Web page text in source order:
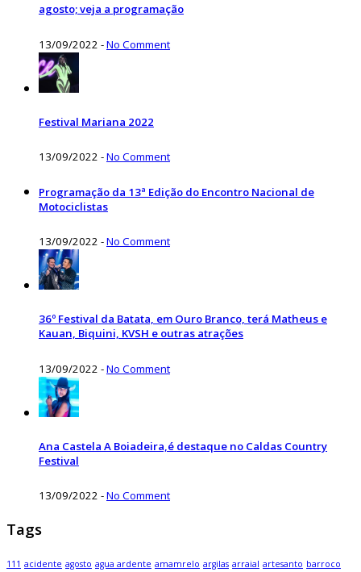
agosto; veja a programação
13/09/2022 -No Comment
Festival Mariana 2022
13/09/2022 -No Comment
Programação da 13ª Edição do Encontro Nacional de
Motociclistas
13/09/2022 -No Comment
36º Festival da Batata, em Ouro Branco, terá Matheus e
Kauan, Biquini, KVSH e outras atrações
13/09/2022 -No Comment
Ana Castela A Boiadeira,é destaque no Caldas Country
Festival
13/09/2022 -No Comment
Tags
111 acidente agosto agua ardente amamrelo argilas arraial artesanto barroco